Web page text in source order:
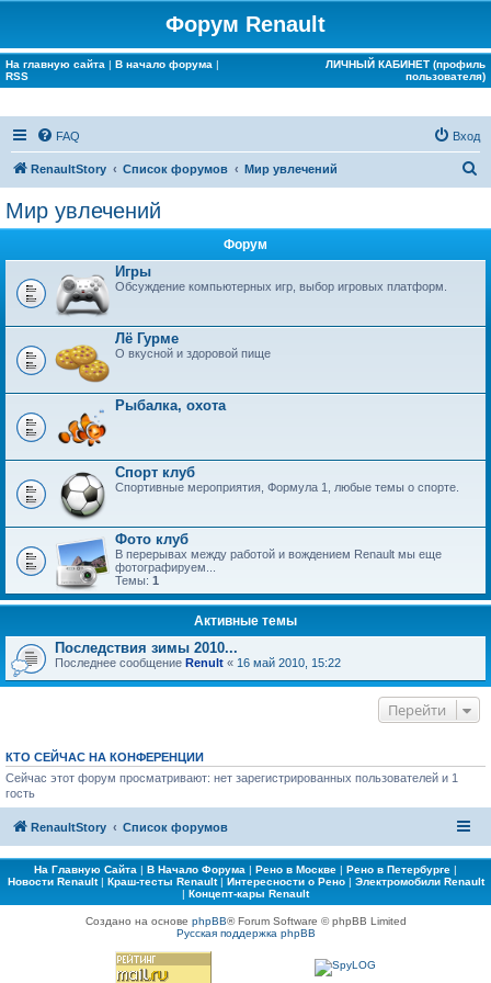
Форум Renault
На главную сайта | В начало форума |
RSS
ЛИЧНЫЙ КАБИНЕТ (профиль
пользователя)
FAQ Вход
RenaultStory Список форумов Мир увлечений
Мир увлечений
Форум
Игры
Обсуждение компьютерных игр, выбор игровых платформ.
Лё Гурме
О вкусной и здоровой пище
Рыбалка, охота
Спорт клуб
Спортивные мероприятия, Формула 1, любые темы о спорте.
Фото клуб
В перерывах между работой и вождением Renault мы еще
фотографируем...
Темы: 1
Активные темы
Последствия зимы 2010...
Последнее сообщение Renult « 16 май 2010, 15:22
Перейти
КТО СЕЙЧАС НА КОНФЕРЕНЦИИ
Сейчас этот форум просматривают: нет зарегистрированных пользователей и 1
гость
RenaultStory Список форумов
На Главную Сайта | В Начало Форума | Рено в Москве | Рено в Петербурге |
Новости Renault| Краш-тесты Renault| Интересности о Рено| Электромобили Renault
| Концепт-кары Renault
Создано на основе phpBB® Forum Software © phpBB Limited
Русская поддержка phpBB